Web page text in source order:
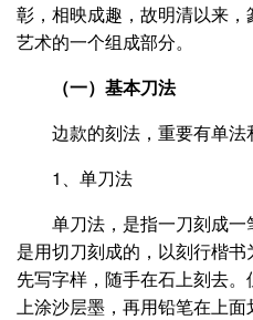
彰，相映成趣，故明清以来
艺术的一个组成部分。
（一）基本刀法
边款的刻法，重要有单法
1、单刀法
单刀法，是指一刀刻成
是用切刀刻成的，以刻行楷
先写字样，随手在石上刻去
上涂沙层墨，再用铅笔在上